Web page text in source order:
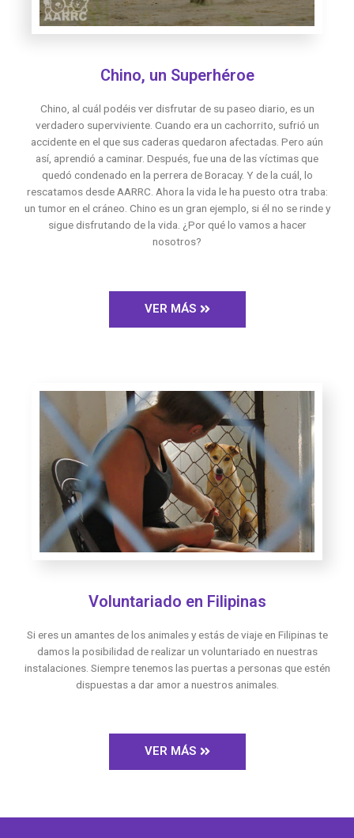
Chino, un Superhéroe
Chino, al cuál podéis ver disfrutar de su paseo diario, es un
verdadero superviviente. Cuando era un cachorrito, sufrió un
accidente en el que sus caderas quedaron afectadas. Pero aún
así, aprendió a caminar. Después, fue una de las víctimas que
quedó condenado en la perrera de Boracay. Y de la cuál, lo
rescatamos desde AARRC. Ahora la vida le ha puesto otra traba:
un tumor en el cráneo. Chino es un gran ejemplo, si él no se rinde y
sigue disfrutando de la vida. ¿Por qué lo vamos a hacer
nosotros?
VER MÁS
Voluntariado en Filipinas
Si eres un amantes de los animales y estás de viaje en Filipinas te
damos la posibilidad de realizar un voluntariado en nuestras
instalaciones. Siempre tenemos las puertas a personas que estén
dispuestas a dar amor a nuestros animales.
VER MÁS